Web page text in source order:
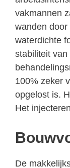
vakmannen
wanden
waterdichte
stabiliteit
100% zeker
opgelost is.
Het
De